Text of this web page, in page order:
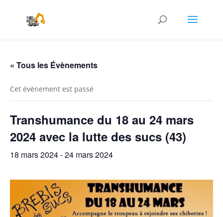
« Tous les Évènements
Cet évènement est passé
Transhumance du 18 au 24 mars
2024 avec la lutte des sucs (43)
18 mars 2024-24 mars 2024